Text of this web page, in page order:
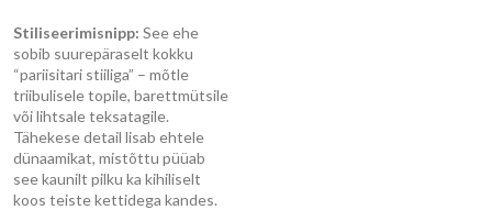
Stiliseerimisnipp: See ehe
sobib suurepäraselt kokku
“pariisitari stiiliga” – mõtle
triibulisele topile, barettmütsile
või lihtsale teksatagile.
Tähekese detail lisab ehtele
dünaamikat, mistõttu püüab
see kaunilt pilku ka kihiliselt
koos teiste kettidega kandes.